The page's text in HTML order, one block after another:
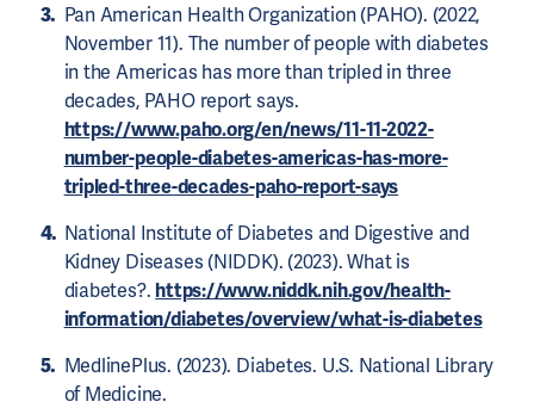
Pan American Health Organization (PAHO). (2022,
November 11). The number of people with diabetes
in the Americas has more than tripled in three
decades, PAHO report says.
https://www.paho.org/en/news/11-11-2022-
number-people-diabetes-americas-has-more-
tripled-three-decades-paho-report-says
National Institute of Diabetes and Digestive and
Kidney Diseases (NIDDK). (2023). What is
diabetes?. https://www.niddk.nih.gov/health-
information/diabetes/overview/what-is-diabetes
MedlinePlus. (2023). Diabetes. U.S. National Library
of Medicine.